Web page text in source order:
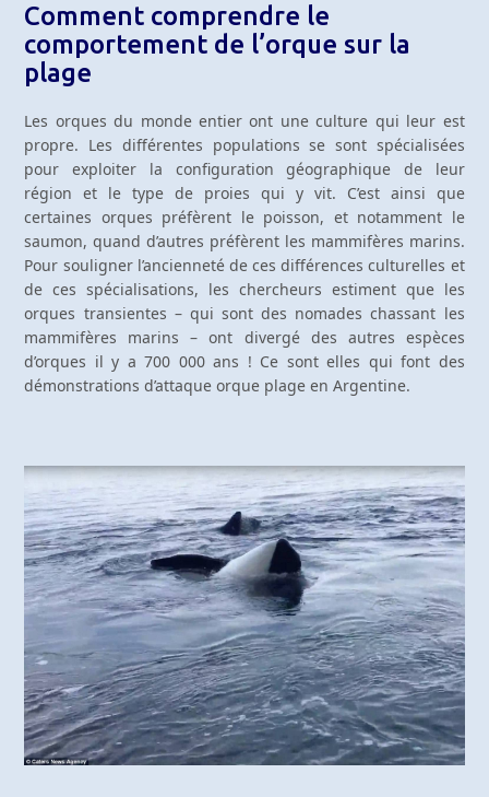
Comment comprendre le
comportement de l’orque sur la
plage
Les orques du monde entier ont une culture qui leur est
propre. Les différentes populations se sont spécialisées
pour exploiter la configuration géographique de leur
région et le type de proies qui y vit. C’est ainsi que
certaines orques préfèrent le poisson, et notamment le
saumon, quand d’autres préfèrent les mammifères marins.
Pour souligner l’ancienneté de ces différences culturelles et
de ces spécialisations, les chercheurs estiment que les
orques transientes – qui sont des nomades chassant les
mammifères marins – ont divergé des autres espèces
d’orques il y a 700 000 ans ! Ce sont elles qui font des
démonstrations d’attaque orque plage en Argentine.